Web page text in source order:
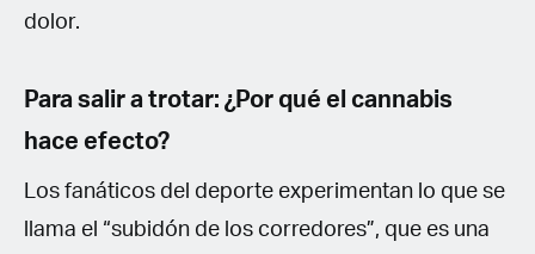
dolor.
Para salir a trotar: ¿Por qué el cannabis
hace efecto?
Los fanáticos del deporte experimentan lo que se
llama el “subidón de los corredores”, que es una